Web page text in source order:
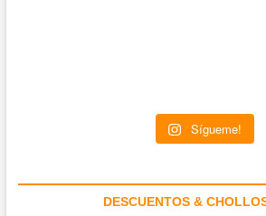
Sígueme!
DESCUENTOS &